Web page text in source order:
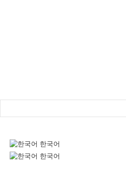
한국어
한국어